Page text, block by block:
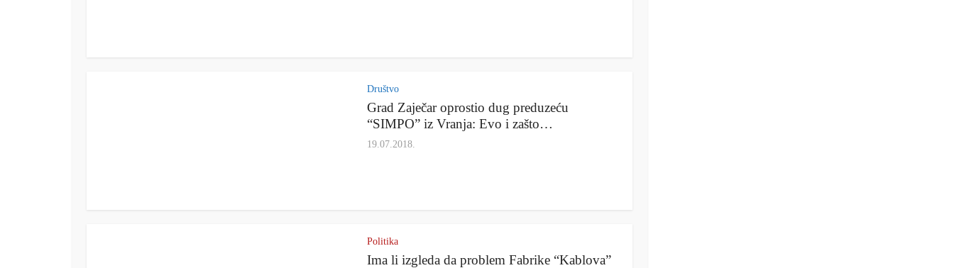
Društvo
Grad Zaječar oprostio dug preduzeću
“SIMPO” iz Vranja: Evo i zašto…
19.07.2018.
Politika
Ima li izgleda da problem Fabrike “Kablova”